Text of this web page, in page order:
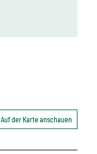
Auf der Karte anschauen